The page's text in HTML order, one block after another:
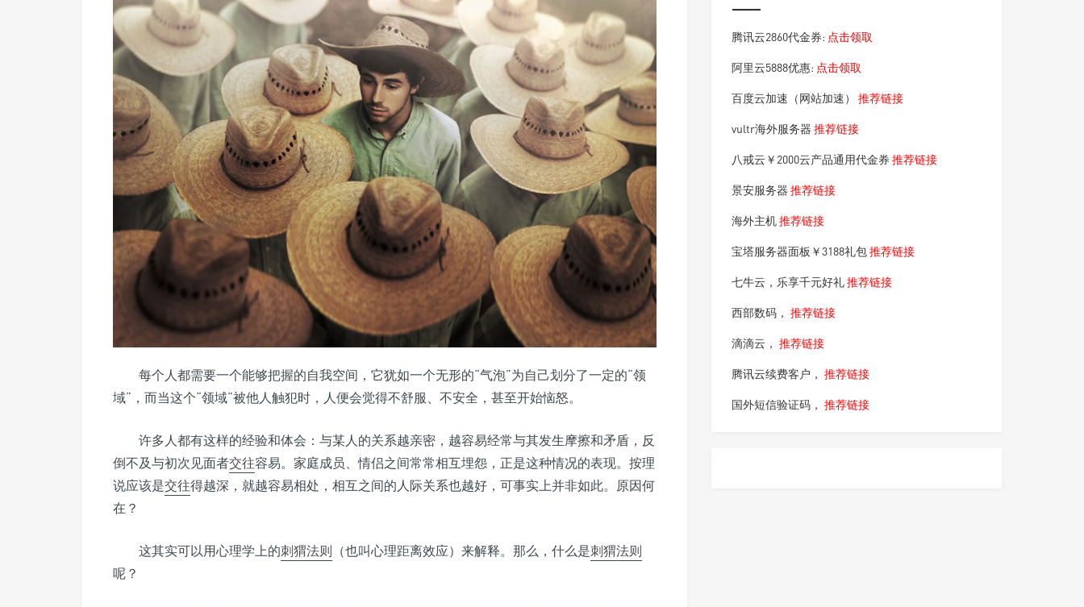
每个人都需要一个能够把握的自我空间，它犹如一个无形的“气泡”为自己划分了一定的“领
域”，而当这个“领域”被他人触犯时，人便会觉得不舒服、不安全，甚至开始恼怒。
许多人都有这样的经验和体会：与某人的关系越亲密，越容易经常与其发生摩擦和矛盾，反
倒不及与初次见面者交往容易。家庭成员、情侣之间常常相互埋怨，正是这种情况的表现。按理
说应该是交往得越深，就越容易相处，相互之间的人际关系也越好，可事实上并非如此。原因何
在？
这其实可以用心理学上的刺猬法则 （也叫心理距离效应）来解释。那么，什么是刺猬法则
呢？
腾讯云2860代金券: 点击领取
阿里云5888优惠: 点击领取
百度云加速（网站加速）推荐链接
vultr海外服务器推荐链接
八戒云￥2000云产品通用代金券推荐链接
景安服务器推荐链接
海外主机推荐链接
宝塔服务器面板￥3188礼包推荐链接
七牛云，乐享千元好礼推荐链接
西部数码，推荐链接
滴滴云，推荐链接
腾讯云续费客户，推荐链接
国外短信验证码，推荐链接